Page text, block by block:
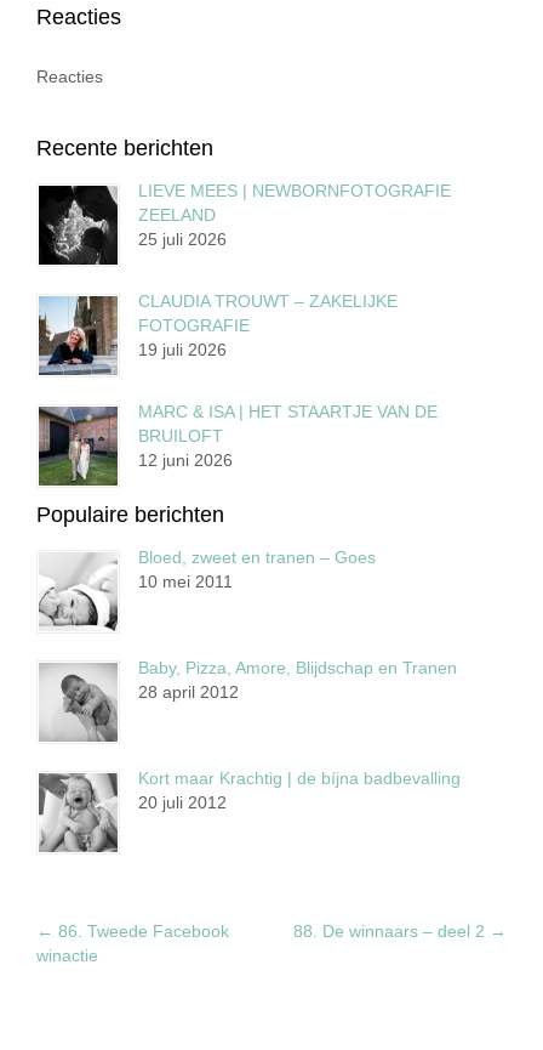
Reacties
Reacties
Recente berichten
LIEVE MEES | NEWBORNFOTOGRAFIE
ZEELAND
25 juli 2026
CLAUDIA TROUWT – ZAKELIJKE
FOTOGRAFIE
19 juli 2026
MARC & ISA | HET STAARTJE VAN DE
BRUILOFT
12 juni 2026
Populaire berichten
Bloed, zweet en tranen – Goes
10 mei 2011
Baby, Pizza, Amore, Blijdschap en Tranen
28 april 2012
Kort maar Krachtig | de bíjna badbevalling
20 juli 2012
← 86. Tweede Facebook
winactie
88. De winnaars – deel 2 →